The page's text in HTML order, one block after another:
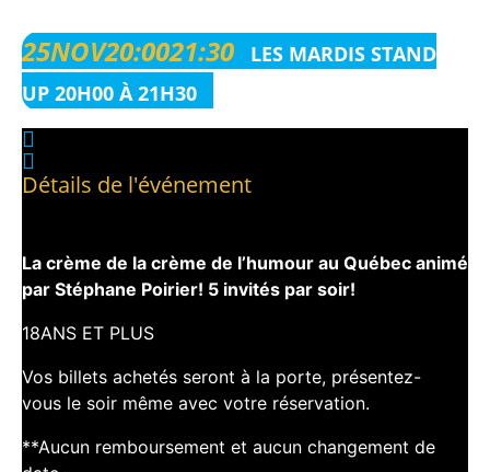
25NOV20:0021:30
LES MARDIS STAND
UP 20H00 À 21H30
Détails de l'événement
La crème de la crème de l’humour au Québec animé
par Stéphane Poirier! 5 invités par soir!
18ANS ET PLUS
Vos billets achetés seront à la porte, présentez-
vous le soir même avec votre réservation.
**Aucun remboursement et aucun changement de